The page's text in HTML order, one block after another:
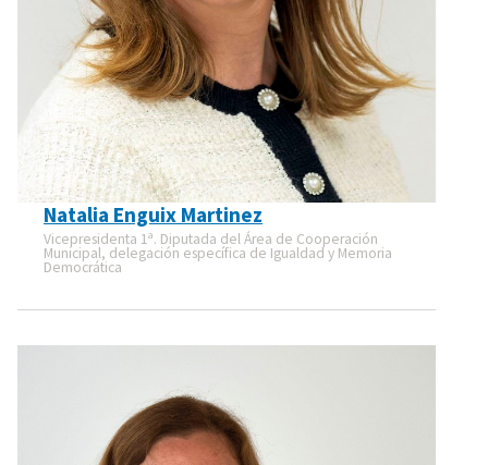
Natalia Enguix Martinez
Vicepresidenta 1ª. Diputada del Área de Cooperación
Municipal, delegación específica de Igualdad y Memoria
Democrática